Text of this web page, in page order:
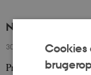
Nordiska
30. oktober 2023-Eva
Professionell
Cookies